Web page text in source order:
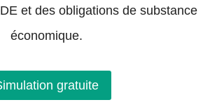
et des obligations de substance
économique.
gratuite